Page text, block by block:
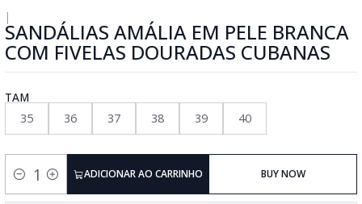
|
SANDÁLIAS AMÁLIA EM PELE BRANCA
COM FIVELAS DOURADAS CUBANAS
TAM
35
36 37 38 39 40
Quantidade
ADICIONAR AO CARRINHO BUY NOW